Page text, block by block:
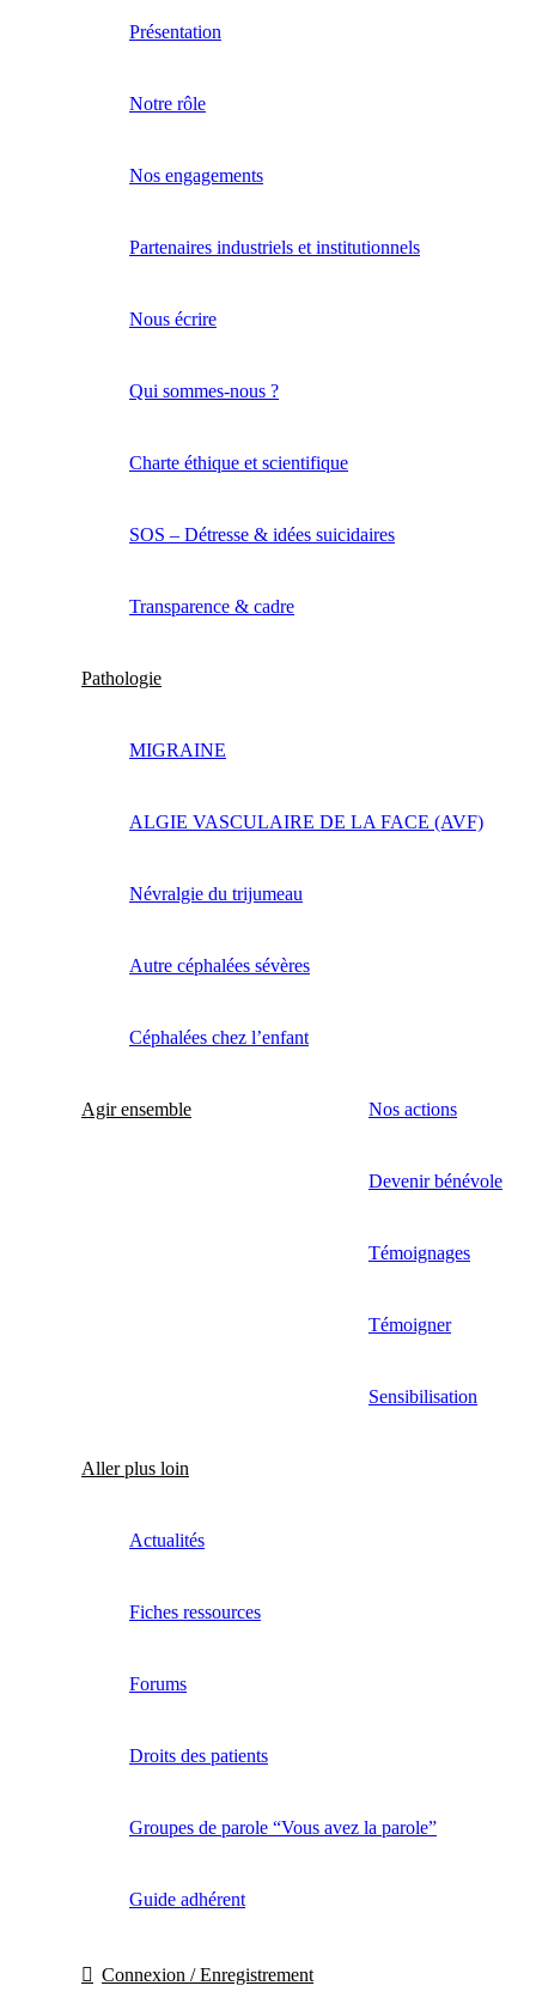
Présentation
Notre rôle
Nos engagements
Partenaires industriels et institutionnels
Nous écrire
Qui sommes-nous ?
Charte éthique et scientifique
SOS – Détresse & idées suicidaires
Transparence & cadre
Pathologie
MIGRAINE
ALGIE VASCULAIRE DE LA FACE (AVF)
Névralgie du trijumeau
Autre céphalées sévères
Céphalées chez l’enfant
Agir ensemble Nos actions
Devenir bénévole
Témoignages
Témoigner
Sensibilisation
Aller plus loin
Actualités
Fiches ressources
Forums
Droits des patients
Groupes de parole “Vous avez la parole”
Guide adhérent
Connexion / Enregistrement